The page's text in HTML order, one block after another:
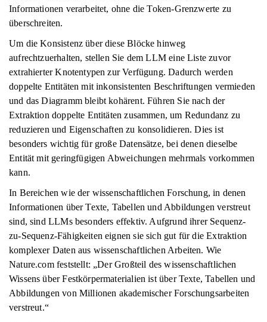
Informationen verarbeitet, ohne die Token-Grenzwerte zu
überschreiten.
Um die Konsistenz über diese Blöcke hinweg
aufrechtzuerhalten, stellen Sie dem LLM eine Liste zuvor
extrahierter Knotentypen zur Verfügung. Dadurch werden
doppelte Entitäten mit inkonsistenten Beschriftungen vermieden
und das Diagramm bleibt kohärent. Führen Sie nach der
Extraktion doppelte Entitäten zusammen, um Redundanz zu
reduzieren und Eigenschaften zu konsolidieren. Dies ist
besonders wichtig für große Datensätze, bei denen dieselbe
Entität mit geringfügigen Abweichungen mehrmals vorkommen
kann.
In Bereichen wie der wissenschaftlichen Forschung, in denen
Informationen über Texte, Tabellen und Abbildungen verstreut
sind, sind LLMs besonders effektiv. Aufgrund ihrer Sequenz-
zu-Sequenz-Fähigkeiten eignen sie sich gut für die Extraktion
komplexer Daten aus wissenschaftlichen Arbeiten. Wie
Nature.com feststellt: „Der Großteil des wissenschaftlichen
Wissens über Festkörpermaterialien ist über Texte, Tabellen und
Abbildungen von Millionen akademischer Forschungsarbeiten
verstreut.“